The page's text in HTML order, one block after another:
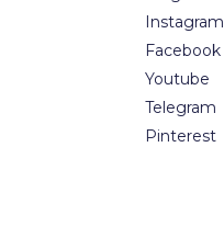
Instagram
Facebook
Youtube
Telegram
Pinterest